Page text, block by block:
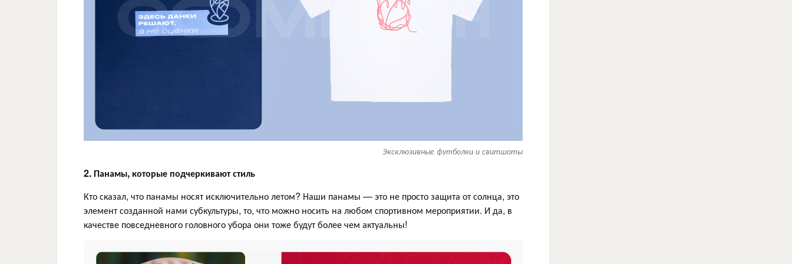
Эксклюзивные футболки и свитшоты
2. Панамы, которые подчеркивают стиль
Кто сказал, что панамы носят исключительно летом? Наши панамы — это не просто защита от солнца, это
элемент созданной нами субкультуры, то, что можно носить на любом спортивном мероприятии. И да, в
качестве повседневного головного убора они тоже будут более чем актуальны!